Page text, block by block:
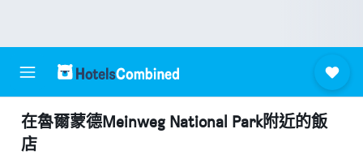
​在魯爾蒙德Meinweg National Park附近​的飯
店